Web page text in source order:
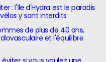
: l'île d'Hydra est le paradis
y sont interdits
de plus de 40 ans,
et l'équilibre
si vous voulez une